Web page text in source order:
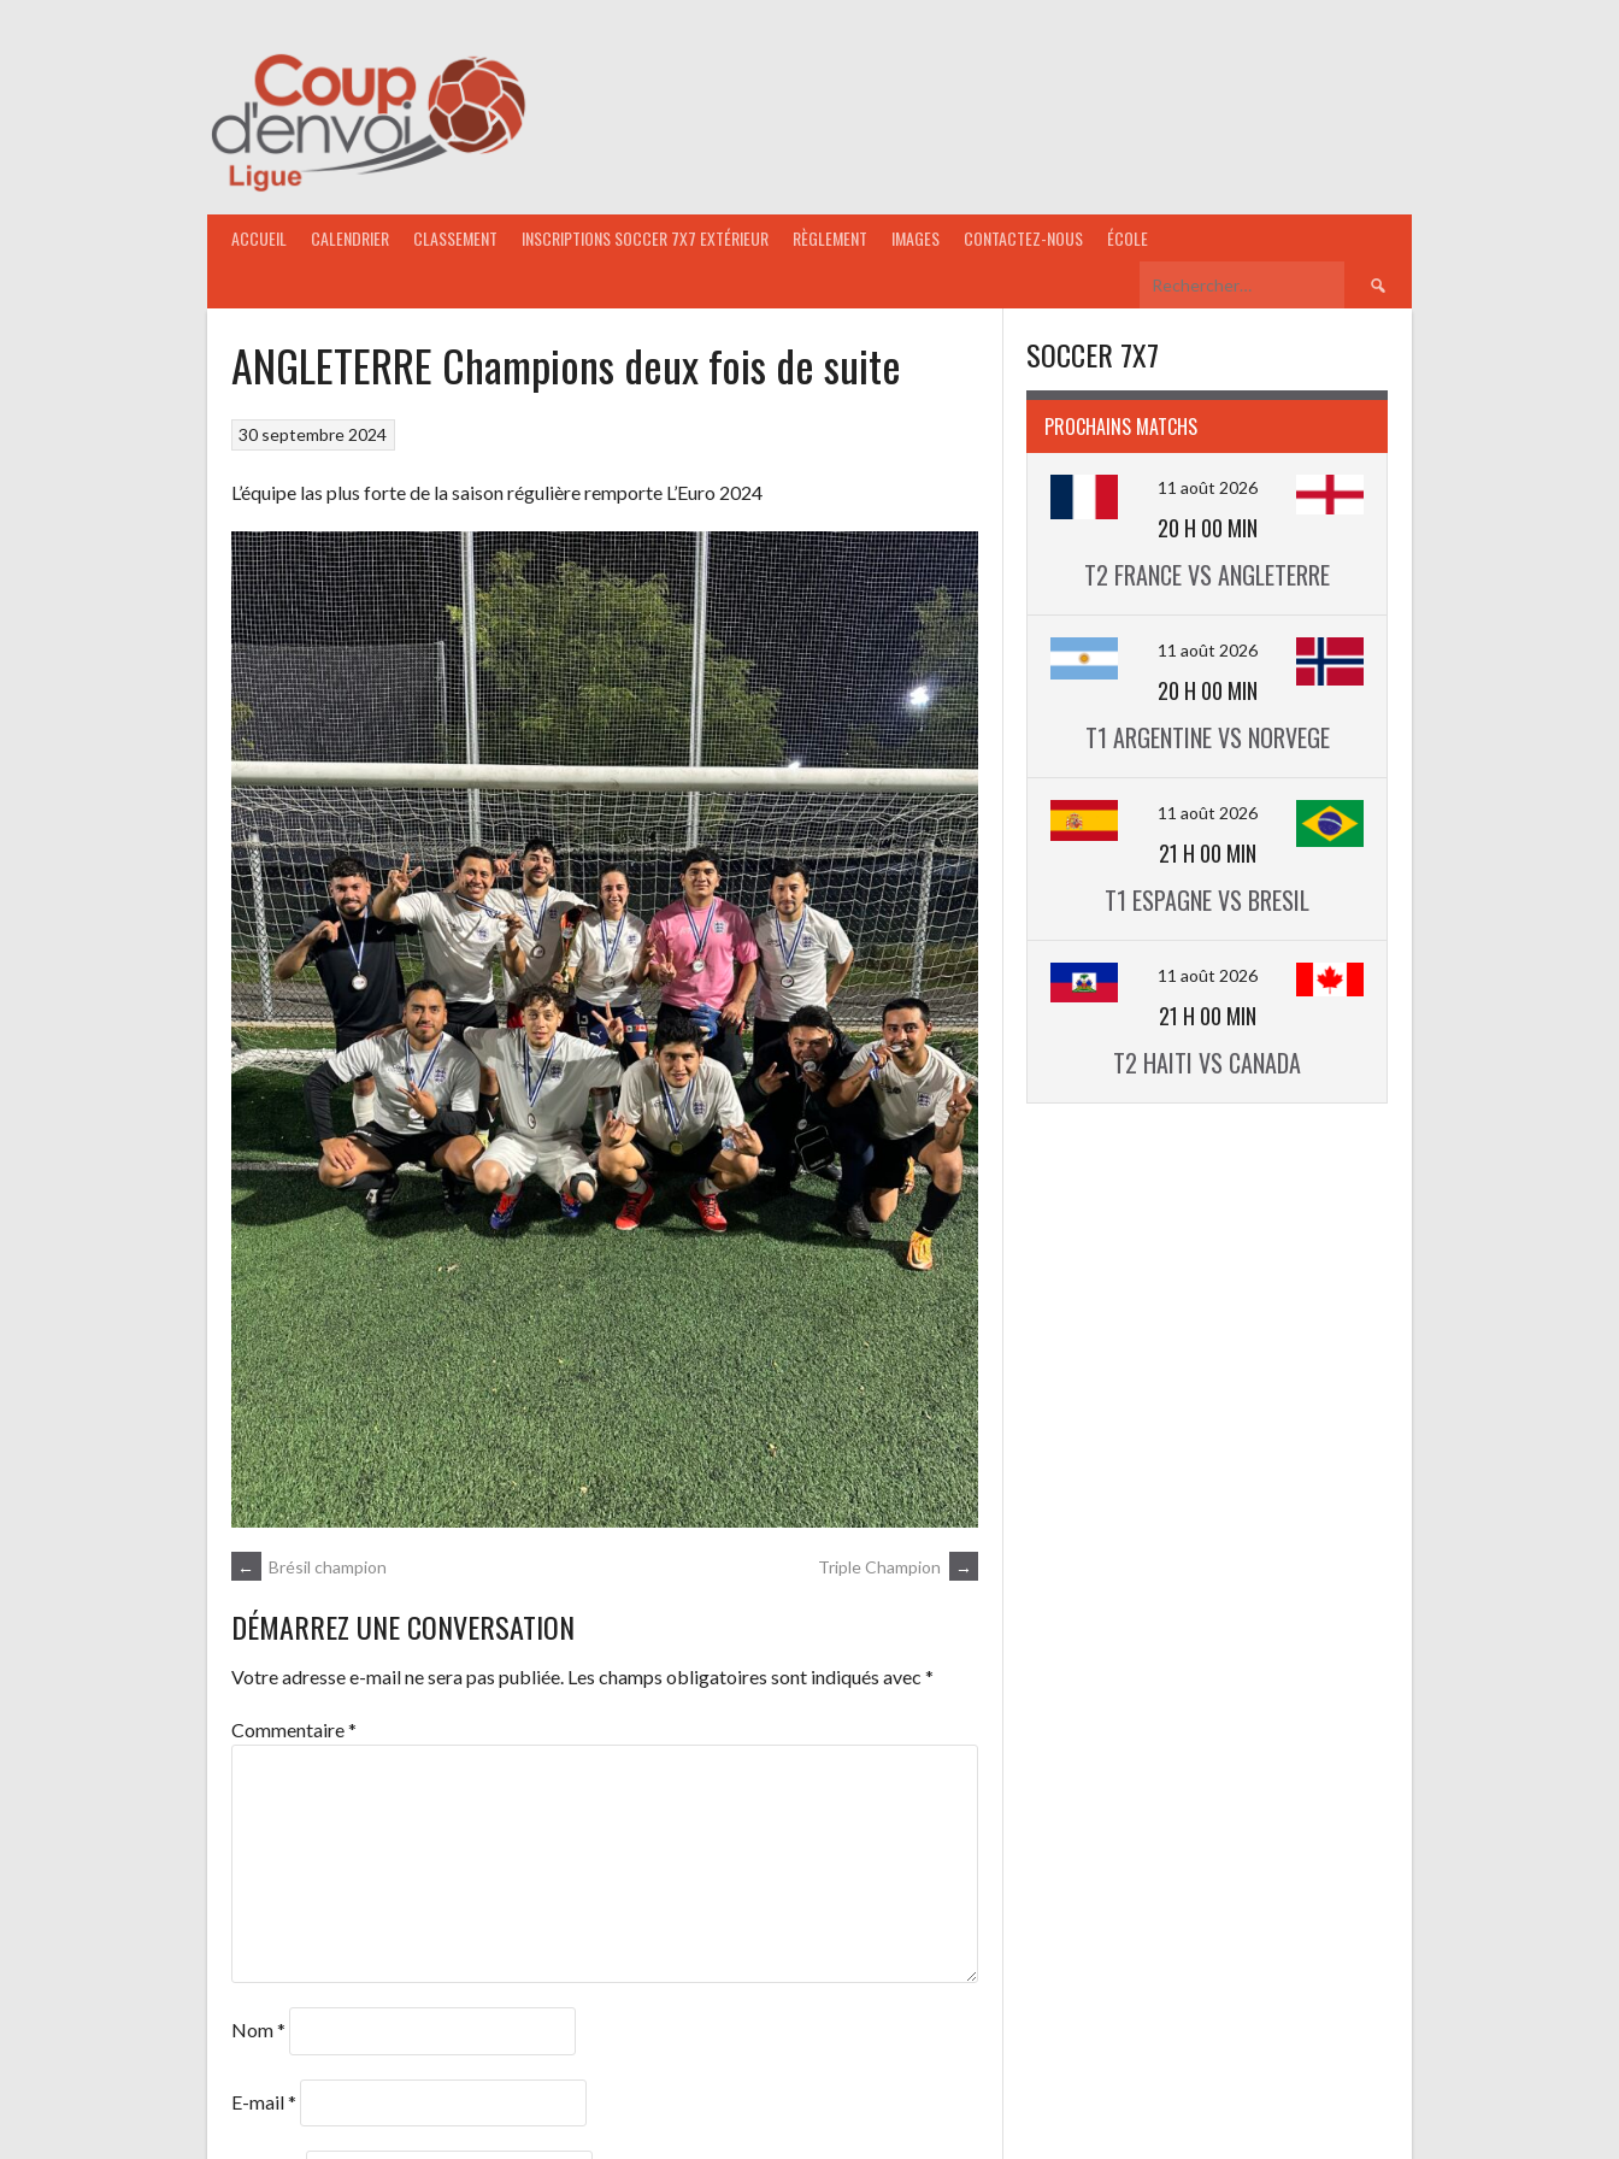
ACCUEIL CALENDRIER CLASSEMENT INSCRIPTIONS SOCCER 7X7 EXTÉRIEUR RÈGLEMENT IMAGES CONTACTEZ-NOUS ÉCOLE
Rechercher :
ANGLETERRE Champions deux fois de suite
30 septembre 2024
L’équipe las plus forte de la saison régulière remporte L’Euro 2024
NAVIGATION
DES
ARTICLES
← Brésil champion Triple Champion →
DÉMARREZ UNE CONVERSATION
Votre adresse e-mail ne sera pas publiée. Les champs obligatoires sont indiqués avec *
Commentaire*
Nom*
E-mail*
SOCCER 7X7
PROCHAINS MATCHS
11 août 2026
20 H 00 MIN
T2 FRANCE VS ANGLETERRE
11 août 2026
20 H 00 MIN
T1 ARGENTINE VS NORVEGE
11 août 2026
21 H 00 MIN
T1 ESPAGNE VS BRESIL
11 août 2026
21 H 00 MIN
T2 HAITI VS CANADA